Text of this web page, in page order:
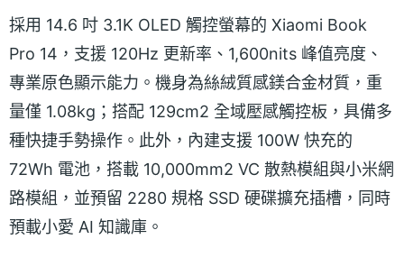
採用 14.6 吋 3.1K OLED 觸控螢幕的 Xiaomi Book
Pro 14，支援 120Hz 更新率、1,600nits 峰值亮度、
專業原色顯示能力。機身為絲絨質感鎂合金材質，重
量僅 1.08kg；搭配 129cm2 全域壓感觸控板，具備多
種快捷手勢操作。此外，內建支援 100W 快充的
72Wh 電池，搭載 10,000mm2 VC 散熱模組與小米網
路模組，並預留 2280 規格 SSD 硬碟擴充插槽，同時
預載小愛 AI 知識庫。